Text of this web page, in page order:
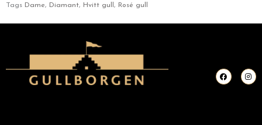
Tags Dame, Diamant, Hvitt gull , Rosé gull
F
a
c
I
n
s